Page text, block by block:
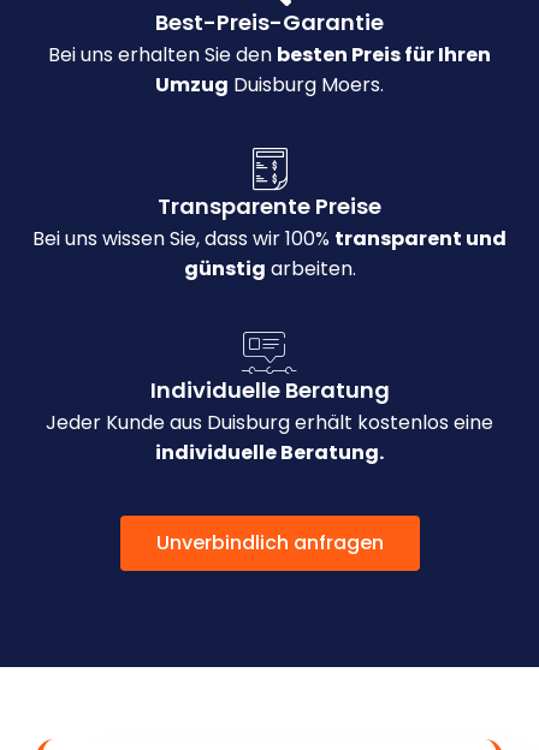
Best-Preis-Garantie
Bei uns erhalten Sie den besten Preis für Ihren
Umzug Duisburg Moers.
Transparente Preise
Bei uns wissen Sie, dass wir 100% transparent und
günstig arbeiten.
Individuelle Beratung
Jeder Kunde aus Duisburg erhält kostenlos eine
individuelle Beratung.
Unverbindlich anfragen